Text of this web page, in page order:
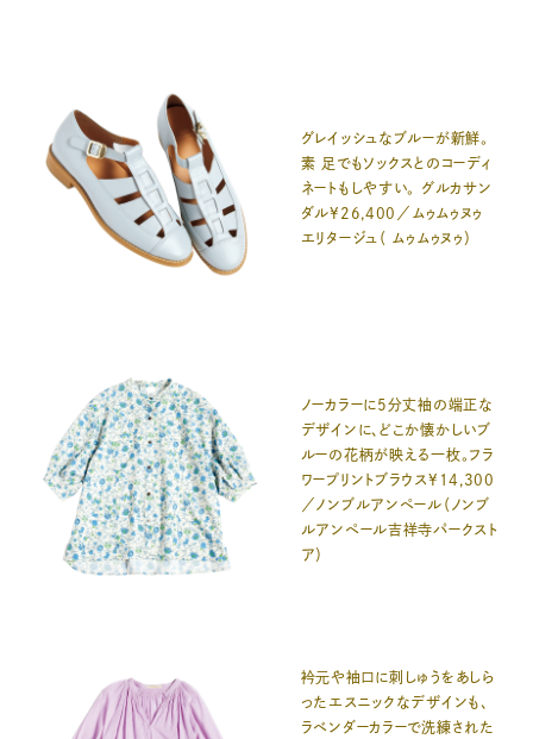
グレイッシュなブルーが新鮮。
素 足でもソックスとのコーディ
ネートもしやすい。 グルカサン
ダル¥26,400／ムゥムゥヌゥ
エリタージュ（ ムゥムゥヌゥ）
ノーカラーに5分丈袖の端正な
デザインに、どこか懐かしいブ
ルーの花柄が映える一枚。フラ
ワープリントブラウス¥14,300
／ノンブルアンペール（ノンブ
ルアンペール吉祥寺パークスト
ア）
衿元や袖口に刺しゅうをあしら
ったエスニックなデザインも、
ラベンダーカラーで洗練された